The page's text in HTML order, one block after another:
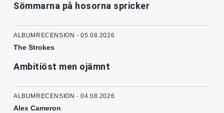
Sömmarna på hosorna spricker
ALBUMRECENSION - 05.08.2026
The Strokes
Ambitiöst men ojämnt
ALBUMRECENSION - 04.08.2026
Alex Cameron